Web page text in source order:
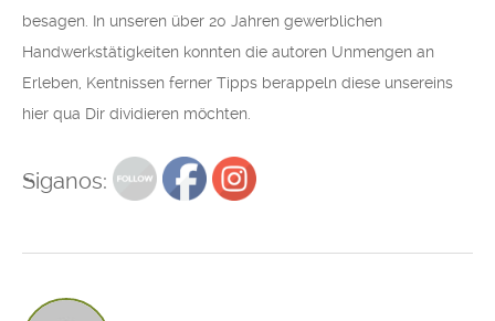
besagen. In unseren über 20 Jahren gewerblichen
Handwerkstätigkeiten konnten die autoren Unmengen an
Erleben, Kentnissen ferner Tipps berappeln diese unsereins
hier qua Dir dividieren möchten.
Siganos: